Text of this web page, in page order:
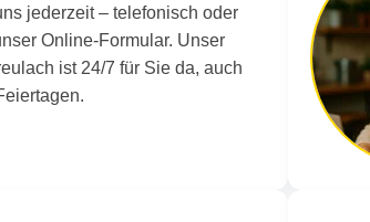
jederzeit – telefonisch oder
Online-Formular. Unser
ist 24/7 für Sie da, auch